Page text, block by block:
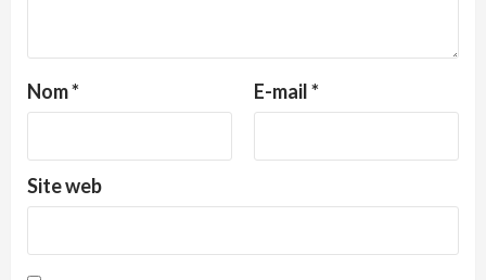
Nom* E-mail*
Site web